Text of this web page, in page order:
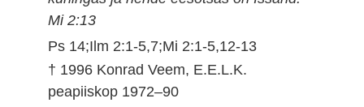
Mi 2:13
Ps 14;Ilm 2:1-5,7;Mi 2:1-5,12-13
† 1996 Konrad Veem, E.E.L.K.
peapiiskop 1972–90